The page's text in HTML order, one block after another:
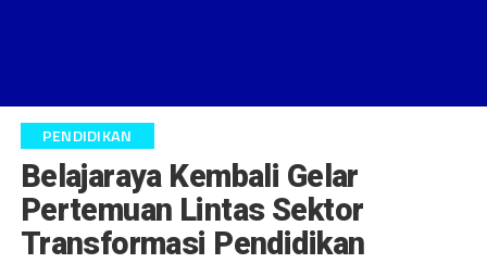
PENDIDIKAN
Belajaraya Kembali Gelar
Pertemuan Lintas Sektor
Transformasi Pendidikan